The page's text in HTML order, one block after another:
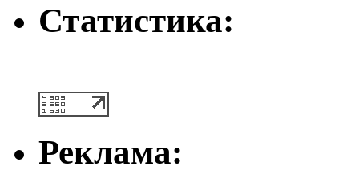
Статистика:
Реклама: